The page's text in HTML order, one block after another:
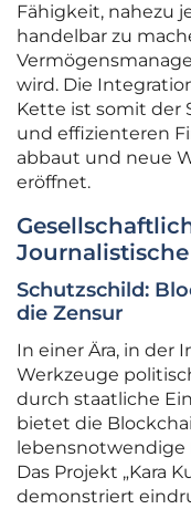
Fähigkeit, nahezu
handelbar zu
wird. Die
Kette ist somit der
und effizienteren
abbaut und neue
eröffnet.
Schutzschild:
die Zensur
In einer Ära, in der
Werkzeuge
durch staatliche
bietet die
lebensnotwendige
Das Projekt „Kara
demonstriert